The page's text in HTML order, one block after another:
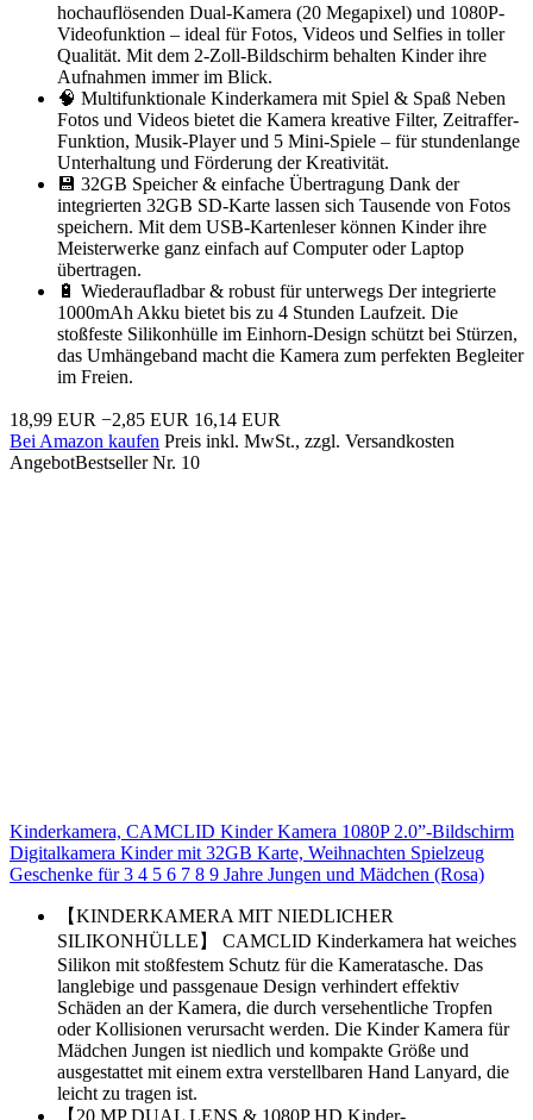
hochauflösenden Dual-Kamera (20 Megapixel) und 1080P-
Videofunktion – ideal für Fotos, Videos und Selfies in toller
Qualität. Mit dem 2-Zoll-Bildschirm behalten Kinder ihre
Aufnahmen immer im Blick.
🧠 Multifunktionale Kinderkamera mit Spiel & Spaß Neben
Fotos und Videos bietet die Kamera kreative Filter, Zeitraffer-
Funktion, Musik-Player und 5 Mini-Spiele – für stundenlange
Unterhaltung und Förderung der Kreativität.
💾 32GB Speicher & einfache Übertragung Dank der
integrierten 32GB SD-Karte lassen sich Tausende von Fotos
speichern. Mit dem USB-Kartenleser können Kinder ihre
Meisterwerke ganz einfach auf Computer oder Laptop
übertragen.
🔋 Wiederaufladbar & robust für unterwegs Der integrierte
1000mAh Akku bietet bis zu 4 Stunden Laufzeit. Die
stoßfeste Silikonhülle im Einhorn-Design schützt bei Stürzen,
das Umhängeband macht die Kamera zum perfekten Begleiter
im Freien.
18,99 EUR −2,85 EUR 16,14 EUR
Bei Amazon kaufen Preis inkl. MwSt., zzgl. Versandkosten
AngebotBestseller Nr. 10
Kinderkamera, CAMCLID Kinder Kamera 1080P 2.0”-Bildschirm
Digitalkamera Kinder mit 32GB Karte, Weihnachten Spielzeug
Geschenke für 3 4 5 6 7 8 9 Jahre Jungen und Mädchen (Rosa)
【KINDERKAMERA MIT NIEDLICHER
SILIKONHÜLLE】 CAMCLID Kinderkamera hat weiches
Silikon mit stoßfestem Schutz für die Kameratasche. Das
langlebige und passgenaue Design verhindert effektiv
Schäden an der Kamera, die durch versehentliche Tropfen
oder Kollisionen verursacht werden. Die Kinder Kamera für
Mädchen Jungen ist niedlich und kompakte Größe und
ausgestattet mit einem extra verstellbaren Hand Lanyard, die
leicht zu tragen ist.
【20 MP DUAL LENS & 1080P HD Kinder-